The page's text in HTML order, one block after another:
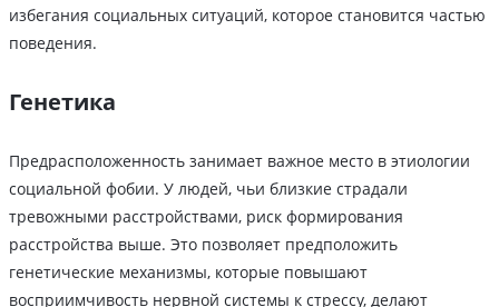
избегания социальных ситуаций, которое становится частью
поведения.
Генетика
Предрасположенность занимает важное место в этиологии
социальной фобии. У людей, чьи близкие страдали
тревожными расстройствами, риск формирования
расстройства выше. Это позволяет предположить
генетические механизмы, которые повышают
восприимчивость нервной системы к стрессу, делают